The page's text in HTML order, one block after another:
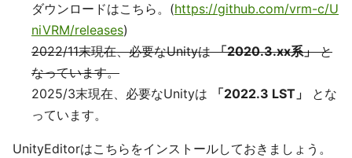
ダウンロードはこちら。(https://github.com/vrm-c/U
niVRM/releases)
2022/11末現在、必要なUnityは「2020.3.xx系」と
なっています。
2025/3末現在、必要なUnityは
「2022.3 LST」
とな
っています。
UnityEditorはこちらをインストールしておきましょう。